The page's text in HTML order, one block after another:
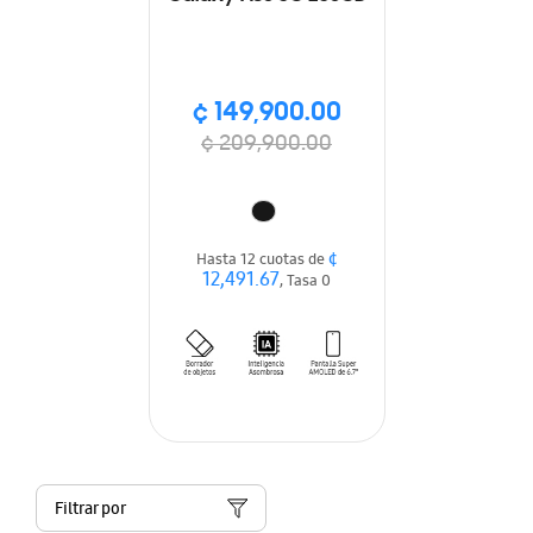
¢ 149,900.00
¢ 209,900.00
Hasta 12 cuotas de¢
12,491.67, Tasa 0
Filtrar por